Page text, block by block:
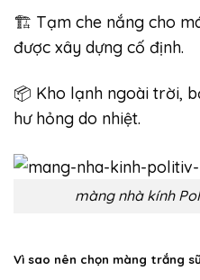
🏗️ Tạm che nắng cho
được xây dựng cố định.
📦 Kho lạnh ngoài trời,
hư hỏng do nhiệt.
màng nhà kính
Vì sao nên chọn màng trắng